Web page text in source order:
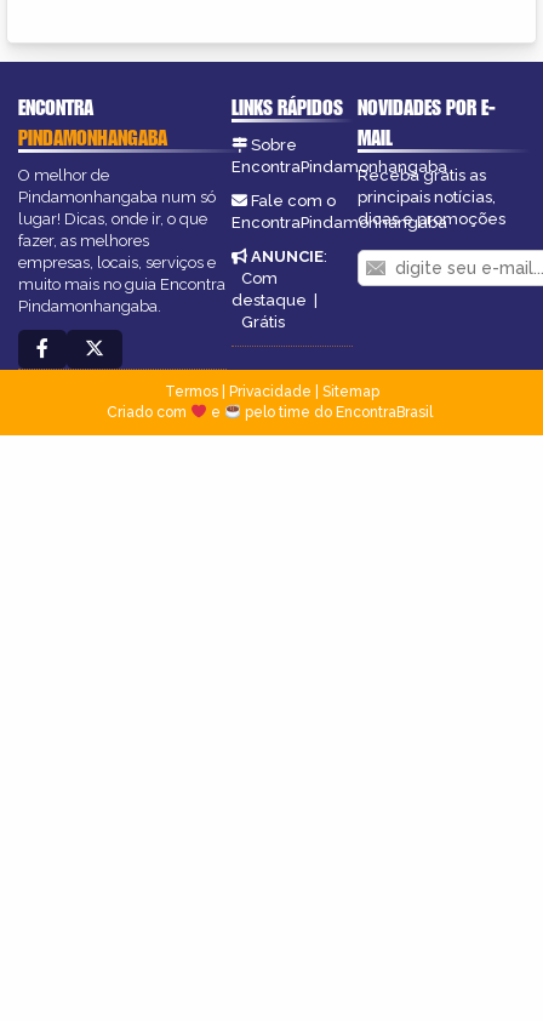
ENCONTRA
PINDAMONHANGABA
O melhor de
Pindamonhangaba num só
lugar! Dicas, onde ir, o que
fazer, as melhores
empresas, locais, serviços e
muito mais no guia Encontra
Pindamonhangaba.
LINKS RÁPIDOS
Sobre
EncontraPindamonhangaba
Fale com o
EncontraPindamonhangaba
ANUNCIE:
Com
destaque |
Grátis
NOVIDADES POR E-
MAIL
Receba grátis as
principais notícias,
dicas e promoções
Termos| Privacidade
Sitemap
Criado com
e pelo time do EncontraBrasil